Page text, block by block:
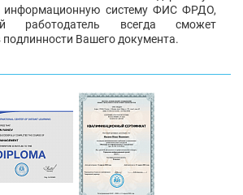
информационную систему ФИС ФРДО,
работодатель всегда сможет
подлинности Вашего документа.